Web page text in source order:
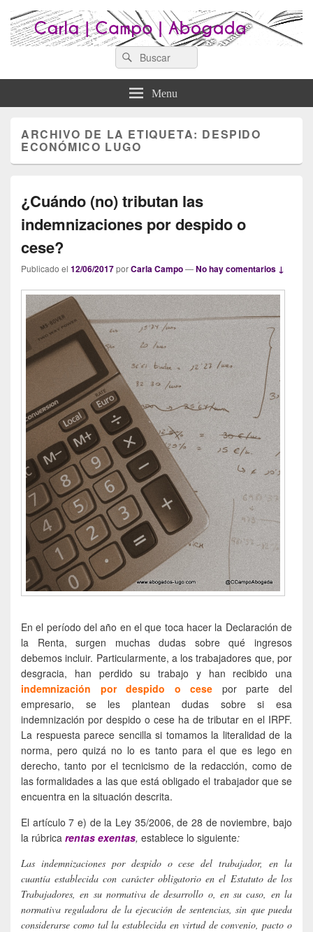
Abogados Lugo : Carla Campo
Abogada
Search
for:
Menu
ARCHIVO DE LA ETIQUETA: DESPIDO
ECONÓMICO LUGO
¿Cuándo (no) tributan las
indemnizaciones por despido o
cese?
Publicado el 12/06/2017porCarla Campo—No hay comentarios ↓
En el período del año en el que toca hacer la Declaración de
la Renta, surgen muchas dudas sobre qué ingresos
debemos incluir. Particularmente, a los trabajadores que, por
desgracia, han perdido su trabajo y han recibido una
indemnización por despido o cese
por parte del
empresario, se les plantean dudas sobre si esa
indemnización por despido o cese ha de tributar en el IRPF.
La respuesta parece sencilla si tomamos la literalidad de la
norma, pero quizá no lo es tanto para el que es lego en
derecho, tanto por el tecnicismo de la redacción, como de
las formalidades a las que está obligado el trabajador que se
encuentra en la situación descrita.
El artículo 7 e) de la Ley 35/2006, de 28 de noviembre, bajo
la rúbrica rentas exentas, establece lo siguiente:
Las indemnizaciones por despido o cese del trabajador, en la
cuantía establecida con carácter obligatorio en el Estatuto de los
Trabajadores, en su normativa de desarrollo o, en su caso, en la
normativa reguladora de la ejecución de sentencias, sin que pueda
considerarse como tal la establecida en virtud de convenio, pacto o